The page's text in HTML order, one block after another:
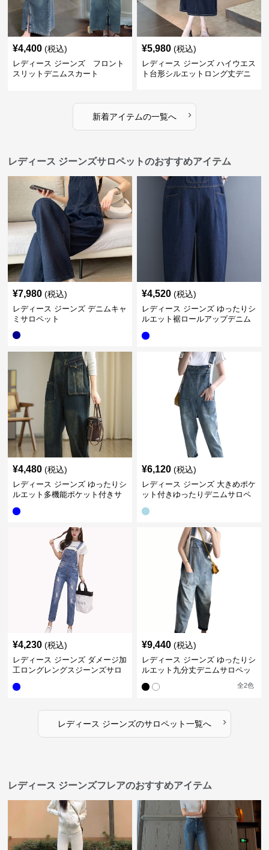
¥4,400 (税込)
レディース ジーンズ フロント
スリットデニムスカート
¥5,980 (税込)
レディース ジーンズ ハイウエス
ト台形シルエットロング丈デニ
新着アイテムの一覧へ ›
レディース ジーンズサロペットのおすすめアイテム
¥7,980 (税込)
レディース ジーンズ デニムキャ
ミサロペット
¥4,520 (税込)
レディース ジーンズ ゆったりシ
ルエット裾ロールアップデニム
¥4,480 (税込)
レディース ジーンズ ゆったりシ
ルエット多機能ポケット付きサ
¥6,120 (税込)
レディース ジーンズ 大きめポケ
ット付きゆったりデニムサロペ
¥4,230 (税込)
レディース ジーンズ ダメージ加
工ロングレングスジーンズサロ
¥9,440 (税込)
レディース ジーンズ ゆったりシ
ルエット九分丈デニムサロペッ
全2色
レディース ジーンズのサロペット一覧へ ›
レディース ジーンズフレアのおすすめアイテム